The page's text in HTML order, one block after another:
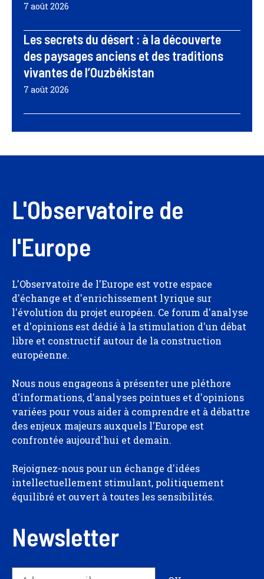
7 août 2026
Les secrets du désert : à la découverte
des paysages anciens et des traditions
vivantes de l’Ouzbékistan
7 août 2026
L'Observatoire de
l'Europe
L'Observatoire de l'Europe est votre espace
d'échange et d'enrichissement lyrique sur
l'évolution du projet européen. Ce forum d'analyse
et d'opinions est dédié à la stimulation d'un débat
libre et constructif autour de la construction
européenne.
Nous nous engageons à présenter une pléthore
d'informations, d'analyses pointues et d'opinions
variées pour vous aider à comprendre et à débattre
des enjeux majeurs auxquels l'Europe est
confrontée aujourd'hui et demain.
Rejoignez-nous pour un échange d'idées
intellectuellement stimulant, politiquement
équilibré et ouvert à toutes les sensibilités.
Newsletter